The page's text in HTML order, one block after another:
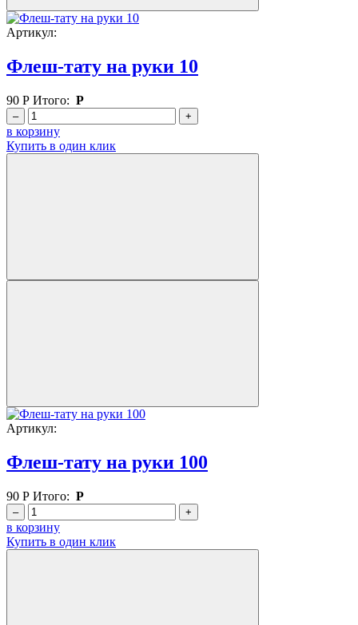
Артикул:
Флеш-тату на руки 10
90 Р Итого: Р
– +
в корзину
Купить в один клик
Артикул:
Флеш-тату на руки 100
90 Р Итого: Р
– +
в корзину
Купить в один клик